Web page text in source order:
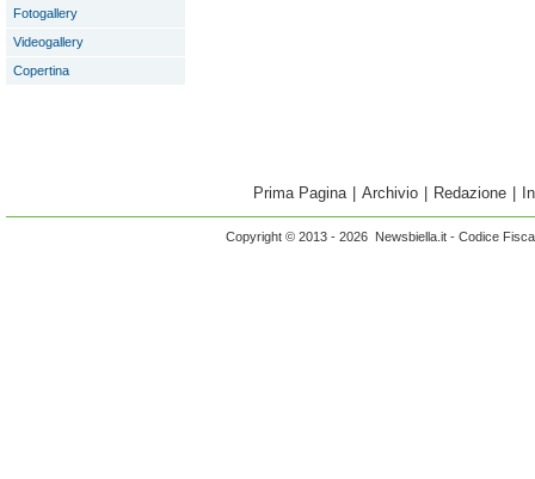
Fotogallery
Videogallery
Copertina
Prima Pagina Archivio Redazione
Copyright © 2013 - 2026 Newsbiella.it - Codice